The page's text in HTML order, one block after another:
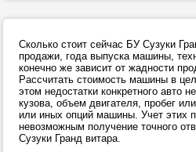
Сколько стоит сейчас БУ Сузуки
продажи, года выпуска машины,
конечно же зависит от жадности
Рассчитать стоимость машины в
этом недостатки конкретного авто
кузова, объем двигателя, пробег
или иных опций машины. Учет этих
невозможным получение точного
Сузуки Гранд витара.